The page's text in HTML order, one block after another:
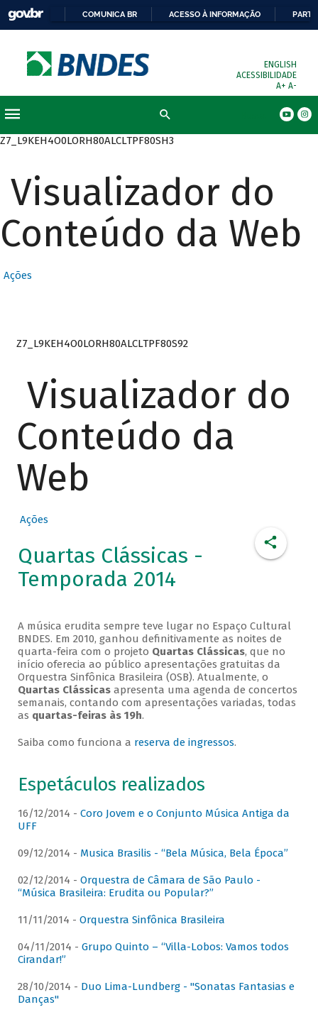
COMUNICA BR ACESSO À INFORMAÇÃO
ENGLISH
ACESSIBILIDADE
A+ A-
Z7_L9KEH4O0LORH80ALCLTPF80SH3
Visualizador do
Conteúdo da Web
Ações
Z7_L9KEH4O0LORH80ALCLTPF80S92
Visualizador do
Conteúdo da
Web
Ações
Quartas Clássicas -
Temporada 2014
A música erudita sempre teve lugar no Espaço Cultural
BNDES. Em 2010, ganhou definitivamente as noites de
quarta-feira com o projeto Quartas Clássicas, que no
início oferecia ao público apresentações gratuitas da
Orquestra Sinfônica Brasileira (OSB). Atualmente, o
Quartas Clássicasapresenta uma agenda de concertos
semanais, contando com apresentações variadas, todas
as quartas-feiras às 19h.
Saiba como funciona a reserva de ingressos.
Espetáculos realizados
16/12/2014 - Coro Jovem e o Conjunto Música Antiga da
UFF
09/12/2014 - Musica Brasilis - “Bela Música, Bela Época”
02/12/2014 - Orquestra de Câmara de São Paulo -
“Música Brasileira: Erudita ou Popular?”
11/11/2014 - Orquestra Sinfônica Brasileira
04/11/2014 - Grupo Quinto – “Villa-Lobos: Vamos todos
Cirandar!”
28/10/2014 - Duo Lima-Lundberg - "Sonatas Fantasias e
Danças"